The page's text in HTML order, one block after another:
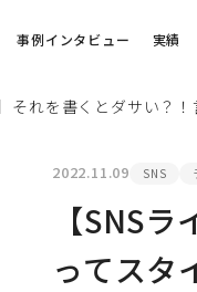
事例インタビュー 実績
それを書くとダサい？
2022.11.09 SNS
【SNS
ってスタ